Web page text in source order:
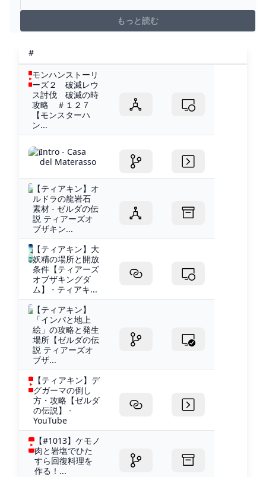
もっと読む
#
モンハンストーリ
ーズ２ 破滅レウ
ス討伐 破滅の時
攻略 ＃１２７
【モンスターハ
ン...
Intro - Casa
del Materasso
【ティアキン】オ
ルドラの龍岩石
素材 - ゼルダの伝
説 ティアーズオ
ブザキン...
【ティアキン】大
妖精の場所と開放
条件【ティアーズ
オブザキングダ
ム】 - ティアキ...
【ティアキン】
「インパと地上
絵」の攻略と発生
場所【ゼルダの伝
説 ティアーズオ
ブザ...
【ティアキン】デ
グガーマの倒し
方・攻略【ゼルダ
の伝説】 -
YouTube
【#1013】ケモノ
肉と岩塩でひた
すら回復料理を
作る！...